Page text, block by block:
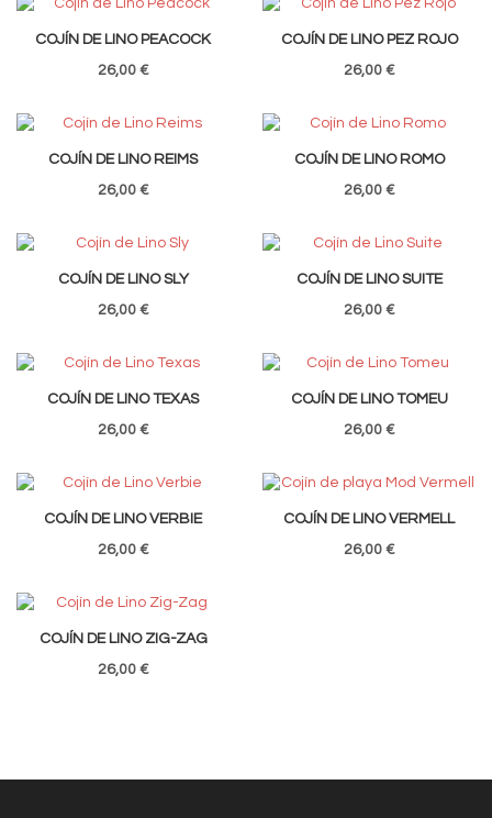
COJÍN DE LINO PEACOCK
26,00 €
COJÍN DE LINO PEZ ROJO
26,00 €
COJÍN DE LINO REIMS
26,00 €
COJÍN DE LINO ROMO
26,00 €
COJÍN DE LINO SLY
26,00 €
COJÍN DE LINO SUITE
26,00 €
COJÍN DE LINO TEXAS
26,00 €
COJÍN DE LINO TOMEU
26,00 €
COJÍN DE LINO VERBIE
26,00 €
COJÍN DE LINO VERMELL
26,00 €
COJÍN DE LINO ZIG-ZAG
26,00 €